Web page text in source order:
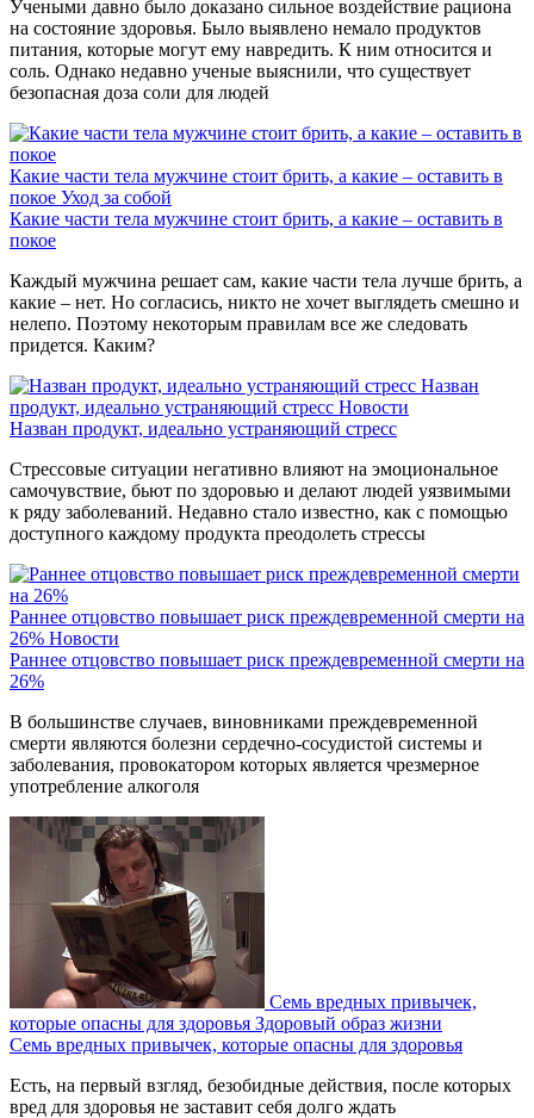
Учеными давно было доказано сильное воздействие рациона
на состояние здоровья. Было выявлено немало продуктов
питания, которые могут ему навредить. К ним относится и
соль. Однако недавно ученые выяснили, что существует
безопасная доза соли для людей
Какие части тела мужчине стоит брить, а какие – оставить в
покое Уход за собой
Какие части тела мужчине стоит брить, а какие – оставить в
покое
Каждый мужчина решает сам, какие части тела лучше брить, а
какие – нет. Но согласись, никто не хочет выглядеть смешно и
нелепо. Поэтому некоторым правилам все же следовать
придется. Каким?
Назван
продукт, идеально устраняющий стресс Новости
Назван продукт, идеально устраняющий стресс
Стрессовые ситуации негативно влияют на эмоциональное
самочувствие, бьют по здоровью и делают людей уязвимыми
к ряду заболеваний. Недавно стало известно, как с помощью
доступного каждому продукта преодолеть стрессы
Раннее отцовство повышает риск преждевременной смерти на
26% Новости
Раннее отцовство повышает риск преждевременной смерти на
26%
В большинстве случаев, виновниками преждевременной
смерти являются болезни сердечно-сосудистой системы и
заболевания, провокатором которых является чрезмерное
употребление алкоголя
Семь вредных привычек,
которые опасны для здоровья Здоровый образ жизни
Семь вредных привычек, которые опасны для здоровья
Есть, на первый взгляд, безобидные действия, после которых
вред для здоровья не заставит себя долго ждать